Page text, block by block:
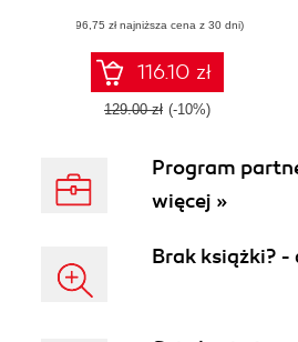
building, and
delivering
enterprise-ready
modern React
apps - Second
(96,75 zł najniższa cena z 30 dni)
116.10 zł
129.00 zł (-10%)
Program
więcej »
Brak książki? -